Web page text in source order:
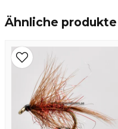
Ähnliche produkte
Ja, sie können